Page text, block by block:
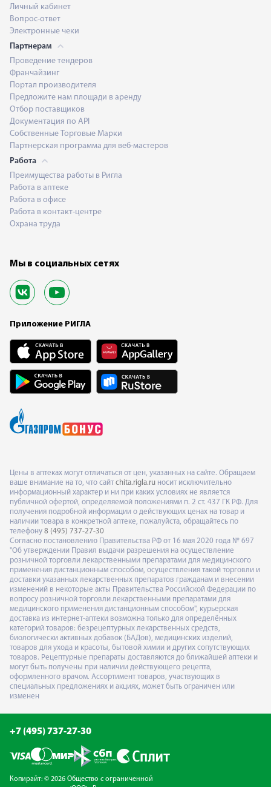
Личный кабинет
Вопрос-ответ
Электронные чеки
Партнерам
Проведение тендеров
Франчайзинг
Портал производителя
Предложите нам площади в аренду
Отбор поставщиков
Документация по API
Собственные Торговые Марки
Партнерская программа для веб-мастеров
Работа
Преимущества работы в Ригла
Работа в аптеке
Работа в офисе
Работа в контакт-центре
Охрана труда
Мы в социальных сетях
Приложение РИГЛА
Цены в аптеках могут отличаться от цен, указанных на сайте. Обращаем
ваше внимание на то, что сайт chita.rigla.ru носит исключительно
информационный характер и ни при каких условиях не является
публичной офертой, определяемой положениями п. 2 ст. 437 ГК РФ. Для
получения подробной информации о действующих ценах на товар и
наличии товара в конкретной аптеке, пожалуйста, обращайтесь по
телефону 8 (495) 737-27-30
Согласно постановлению Правительства РФ от 16 мая 2020 года № 697
"Об утверждении Правил выдачи разрешения на осуществление
розничной торговли лекарственными препаратами для медицинского
применения дистанционным способом, осуществления такой торговли и
доставки указанных лекарственных препаратов гражданам и внесении
изменений в некоторые акты Правительства Российской Федерации по
вопросу розничной торговли лекарственными препаратами для
медицинского применения дистанционным способом", курьерская
доставка из интернет-аптеки возможна только для определённых
категорий товаров: безрецептурных лекарственных средств,
биологически активных добавок (БАДов), медицинских изделий,
товаров для ухода и красоты, бытовой химии и других сопутствующих
товаров. Рецептурные препараты доставляются до ближайшей аптеки и
могут быть получены при наличии действующего рецепта,
оформленного врачом. Ассортимент товаров, участвующих в
специальных предложениях и акциях, может быть ограничен или
изменен
+7 (495) 737-27-30
Копирайт: © 2026 Общество с ограниченной